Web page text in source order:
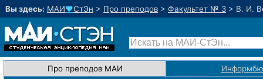
Вы здесь: МАИ♥СтЭн > Про преподов > Факультет № 3 > В. И.
Про преподов МАИ